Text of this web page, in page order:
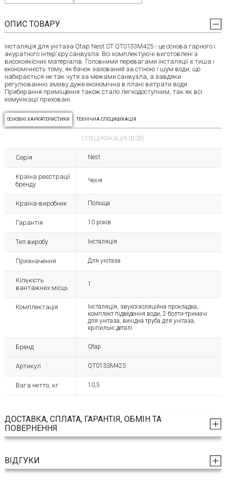
ОПИС ТОВАРУ
Інсталяція для унітаза Qtap Nest ST QT0133M425 - це основа гарного і
акуратного інтер'єру санвузла. Всі комплектуючі виготовлені з
високоякісних матеріалів. Головними перевагами інсталяції є тиша і
економічність тому, як бачок захований за стіною і шум води, що
набирається не так чути за межами санвузла, а завдяки
регулюванню змиву дуже економічна в плані витрати води.
Прибирання приміщення також стало легкодоступним, так як всі
комунікації приховані.
ОСНОВНІ ХАРКАТЕРИСТИКИ ТЕХНІЧНА СПЕЦИФІКАЦІЯ
СПЕЦИФІКАЦІЯ (B2B)
Серія Nest
Країна реєстрації
бренду
Чехія
Країна-виробник Польща
Гарантія 10 років
Тип виробу Інсталяція
Призначення Для унітаза
Кількість
вантажних місць
1
Комплектація
Інсталяція, звукоізоляційна прокладка,
комплект підведення води, 2 болти-тримачі
для унітаза, вихідна труба для унітаза,
кріпильні деталі.
Бренд Qtap
Артикул QT0133M425
Вага нетто, кг 10,5
ДОСТАВКА, СПЛАТА, ГАРАНТІЯ, ОБМІН ТА
ПОВЕРНЕННЯ
ВІДГУКИ